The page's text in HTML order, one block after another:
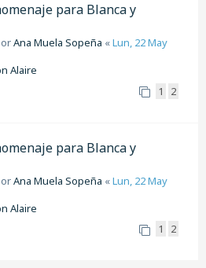
para Blanca y
Ana Muela Sopeña «Lun, 22 May
Alaire
1 2
para Blanca y
Ana Muela Sopeña «Lun, 22 May
Alaire
1 2